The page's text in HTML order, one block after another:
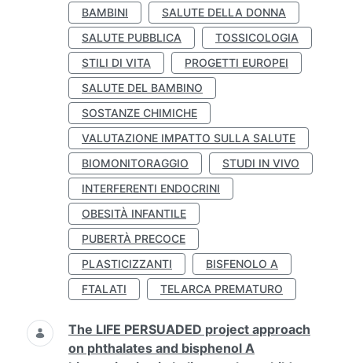
BAMBINI
SALUTE DELLA DONNA
SALUTE PUBBLICA
TOSSICOLOGIA
STILI DI VITA
PROGETTI EUROPEI
SALUTE DEL BAMBINO
SOSTANZE CHIMICHE
VALUTAZIONE IMPATTO SULLA SALUTE
BIOMONITORAGGIO
STUDI IN VIVO
INTERFERENTI ENDOCRINI
OBESITÀ INFANTILE
PUBERTÀ PRECOCE
PLASTICIZZANTI
BISFENOLO A
FTALATI
TELARCA PREMATURO
The LIFE PERSUADED project approach
on phthalates and bisphenol A